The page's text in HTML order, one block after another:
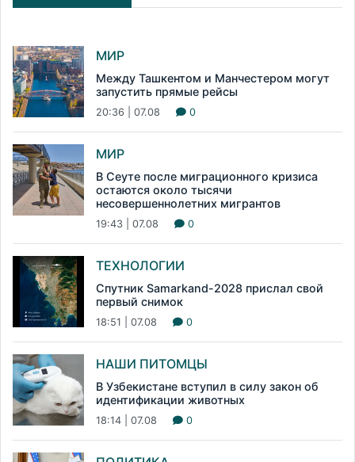
МИР
Между Ташкентом и Манчестером могут
запустить прямые рейсы
20:36 | 07.08 0
МИР
В Сеуте после миграционного кризиса
остаются около тысячи
несовершеннолетних мигрантов
19:43 | 07.08 0
ТЕХНОЛОГИИ
Спутник Samarkand-2028 прислал свой
первый снимок
18:51 | 07.08 0
НАШИ ПИТОМЦЫ
В Узбекистане вступил в силу закон об
идентификации животных
18:14 | 07.08 0